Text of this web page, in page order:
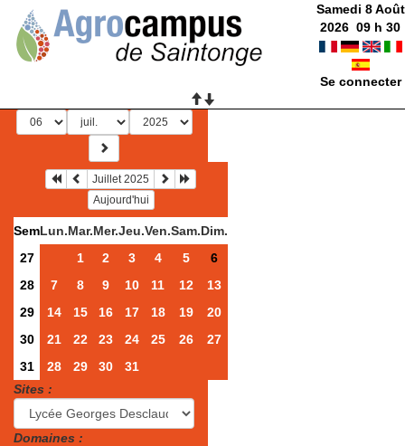
Samedi 8 Août
2026 09 h30
Se connecter
Juillet 2025
Aujourd'hui
SemLun.Mar.Mer.Jeu.Ven.Sam.Dim.
27
1 2 3 4 5
6
28
7 8 9 10 11 12
13
29
14 15 16 17 18 19
20
30
21 22 23 24 25 26
27
31
28 29 30
31
Sites :
Domaines :